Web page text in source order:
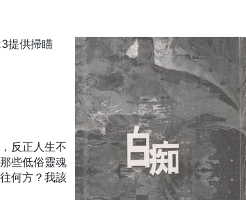
提供掃瞄
反正人生不
些低俗靈魂
何方？我該